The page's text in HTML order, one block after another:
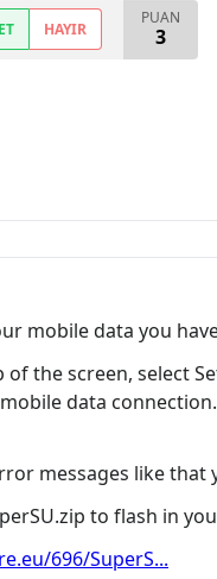
HAYIR
PUAN
3
mobile data you
the screen, select
data
messages like that
to flash in
696/SuperS...